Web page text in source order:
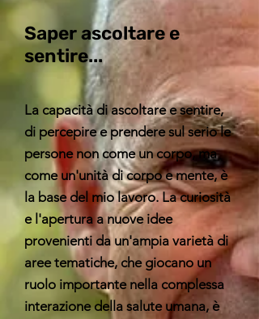
Saper ascoltare e
sentire...
La capacità di ascoltare e sentire,
di percepire e prendere sul serio le
persone non come un corpo, ma
come un'unità di corpo e mente, è
la base del mio lavoro. La curiosità
e l'apertura a nuove idee
provenienti da un'ampia varietà di
aree tematiche, che giocano un
ruolo importante nella complessa
interazione della salute umana, è